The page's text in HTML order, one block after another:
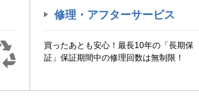
修理・アフターサービス
買ったあとも安心！最長10年の「長期保
証」保証期間中の修理回数は無制限！